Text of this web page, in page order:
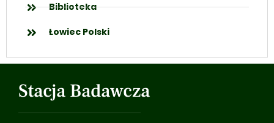
Biblioteka
Łowiec Polski
Stacja Badawcza